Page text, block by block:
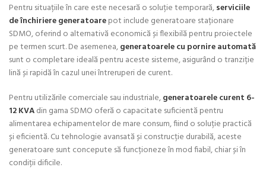
Pentru situațiile în care este necesară o soluție temporară,serviciile
de închiriere generatoarepot include generatoare staționare
SDMO, oferind o alternativă economică și flexibilă pentru proiectele
pe termen scurt. De asemenea,generatoarele cu pornire automată
sunt o completare ideală pentru aceste sisteme, asigurând o tranziție
lină și rapidă în cazul unei întreruperi de curent.
Pentru utilizările comerciale sau industriale,generatoarele curent 6-
12 KVAdin gama SDMO oferă o capacitate suficientă pentru
alimentarea echipamentelor de mare consum, fiind o soluție practică
și eficientă. Cu tehnologie avansată și construcție durabilă, aceste
generatoare sunt concepute să funcționeze în mod fiabil, chiar și în
condiții dificile.